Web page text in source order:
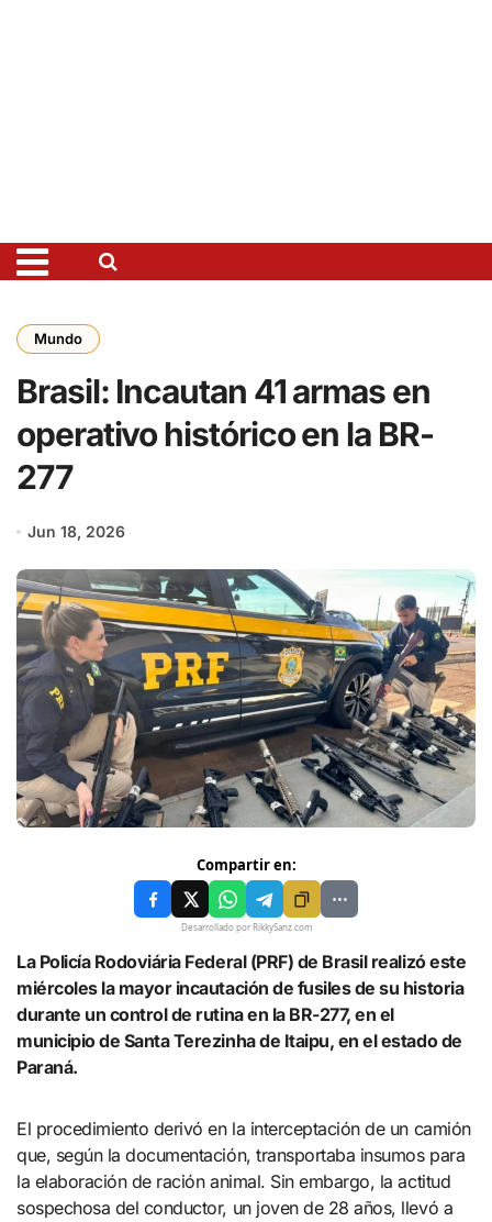
Mundo
Brasil: Incautan 41 armas en
operativo histórico en la BR-
277
Jun 18, 2026
Compartir en:
Desarrollado por RikkySanz.com
La Policía Rodoviária Federal (PRF) de Brasil realizó este
miércoles la mayor incautación de fusiles de su historia
durante un control de rutina en la BR-277, en el
municipio de Santa Terezinha de Itaipu, en el estado de
Paraná.
El procedimiento derivó en la interceptación de un camión
que, según la documentación, transportaba insumos para
la elaboración de ración animal. Sin embargo, la actitud
sospechosa del conductor, un joven de 28 años, llevó a